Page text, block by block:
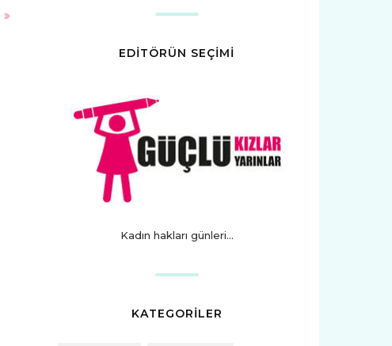
EDİTÖRÜN SEÇİMİ
Kadın hakları günleri...
KATEGORİLER